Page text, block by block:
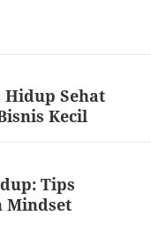
Hidup Sehat
Kecil
Tips
Mindset